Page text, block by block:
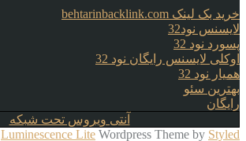
خرید بک لینک behtarinbacklink.com
لایسنس نود32
پسورد نود 32
اوکلی لایسنس رایگان نود 32
همیار نود 32
بهترین سئو
رایگان
آنتی ویروس تحت شبکه
Luminescence Lite Wordpress Theme by Styled